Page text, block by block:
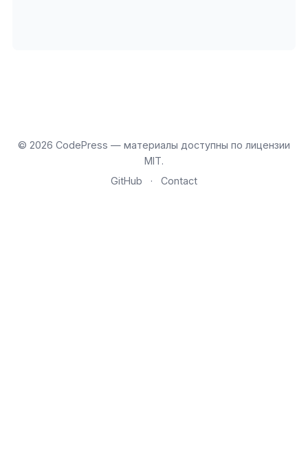
© 2026 CodePress — материалы доступны по лицензии
MIT.
GitHub
· Contact